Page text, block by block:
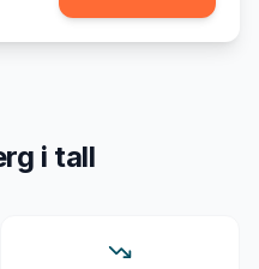
i tall